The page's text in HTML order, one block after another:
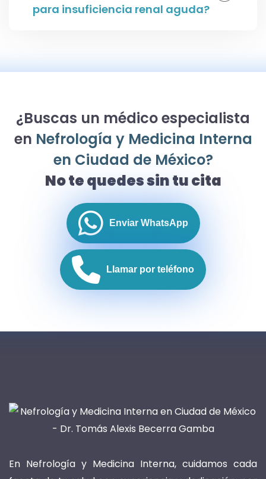
para insuficiencia renal aguda?
¿Buscas un médico especialista
en Nefrología y Medicina Interna
en Ciudad de México?
No te quedes sin tu cita
Enviar WhatsApp
Llamar por teléfono
En Nefrología y Medicina Interna, cuidamos cada